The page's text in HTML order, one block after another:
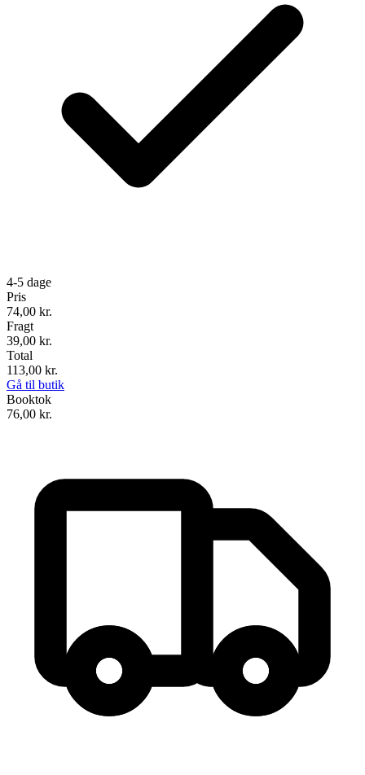
4-5 dage
Pris
74,00 kr.
Fragt
39,00 kr.
Total
113,00 kr.
Gå til butik
Booktok
76,00 kr.